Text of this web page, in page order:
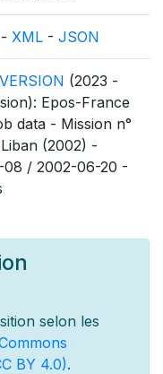
- XML - JSON
(2023 -
Epos-France
data - Mission n°
(2002) -
/ 2002-06-20 -
selon les
BY 4.0).